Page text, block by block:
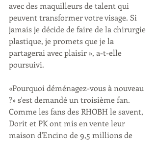
avec des maquilleurs de talent qui
peuvent transformer votre visage. Si
jamais je décide de faire de la chirurgie
plastique, je promets que je la
partagerai avec plaisir », a-t-elle
poursuivi.
«Pourquoi déménagez-vous à nouveau
?» s'est demandé un troisième fan.
Comme les fans des RHOBH le savent,
Dorit et PK ont mis en vente leur
maison d'Encino de 9,5 millions de